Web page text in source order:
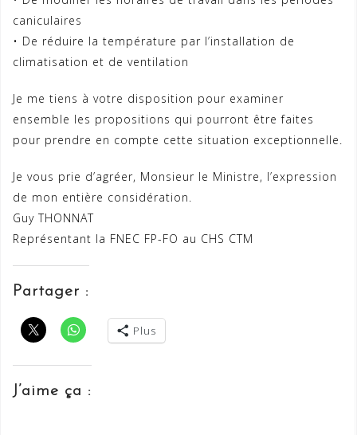
caniculaires
• De réduire la température par l’installation de
climatisation et de ventilation
Je me tiens à votre disposition pour examiner
ensemble les propositions qui pourront être faites
pour prendre en compte cette situation exceptionnelle.
Je vous prie d’agréer, Monsieur le Ministre, l’expression
de mon entière considération.
Guy THONNAT
Représentant la FNEC FP-FO au CHS CTM
Partager :
Plus
J’aime ça :